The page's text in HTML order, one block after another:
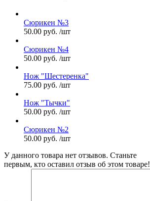
Сюрикен №3
50.00 руб. /шт
Сюрикен №4
50.00 руб. /шт
Нож "Шестеренка"
75.00 руб. /шт
Нож "Тычки"
50.00 руб. /шт
Сюрикен №2
50.00 руб. /шт
У данного товара нет отзывов. Станьте
первым, кто оставил отзыв об этом товаре!